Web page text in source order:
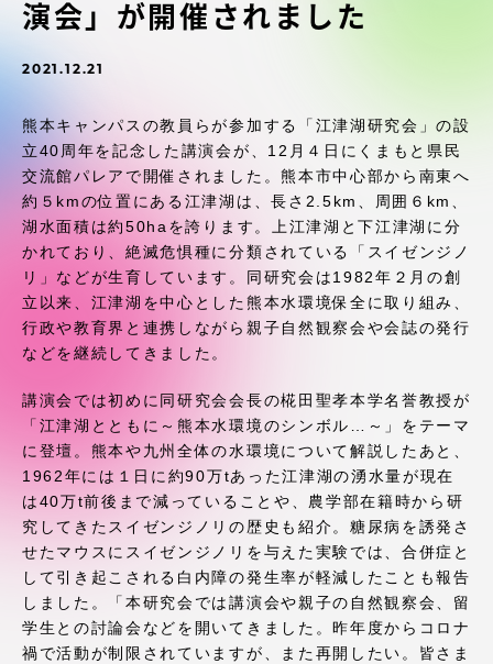
演会」が開催されました
2021.12.21
熊本キャンパスの教員らが参加する「江津湖研究会」の設
立40周年を記念した講演会が、12月４日にくまもと県民
交流館パレアで開催されました。熊本市中心部から南東へ
約５kmの位置にある江津湖は、長さ2.5km、周囲６km、
湖水面積は約50haを誇ります。上江津湖と下江津湖に分
かれており、絶滅危惧種に分類されている「スイゼンジノ
リ」などが生育しています。同研究会は1982年２月の創
立以来、江津湖を中心とした熊本水環境保全に取り組み、
行政や教育界と連携しながら親子自然観察会や会誌の発行
などを継続してきました。
講演会では初めに同研究会会長の椛田聖孝本学名誉教授が
「江津湖とともに～熊本水環境のシンボル…～」をテーマ
に登壇。熊本や九州全体の水環境について解説したあと、
1962年には１日に約90万tあった江津湖の湧水量が現在
は40万t前後まで減っていることや、農学部在籍時から研
究してきたスイゼンジノリの歴史も紹介。糖尿病を誘発さ
せたマウスにスイゼンジノリを与えた実験では、合併症と
して引き起こされる白内障の発生率が軽減したことも報告
しました。「本研究会では講演会や親子の自然観察会、留
学生との討論会などを開いてきました。昨年度からコロナ
禍で活動が制限されていますが、また再開したい。皆さま
受験・入学案内
学生生活
グローバルネットワーク
学外連携
各種情報・お問い合わせ
アクセス情報